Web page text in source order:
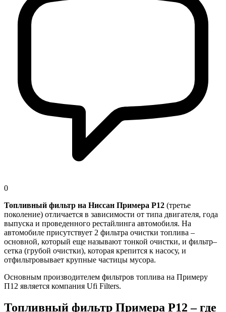
0
Топливный фильтр на Ниссан Примера P12 (третье
поколение) отличается в зависимости от типа двигателя, года
выпуска и проведенного рестайлинга автомобиля. На
автомобиле присутствует 2 фильтра очистки топлива –
основной, который еще называют тонкой очистки, и фильтр–
сетка (грубой очистки), которая крепится к насосу, и
отфильтровывает крупные частицы мусора.
Основным производителем фильтров топлива на Примеру
П12 является компания Ufi Filters.
Топливный фильтр Примера P12 – где